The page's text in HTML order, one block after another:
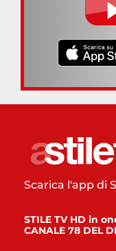
Scarica l'app di
STILE TV HD in
CANALE 78 DEL